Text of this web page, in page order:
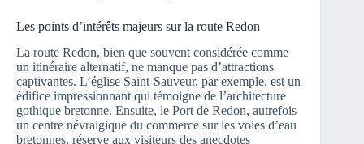
Les points d’intérêts majeurs sur la route Redon
La route Redon, bien que souvent considérée comme
un itinéraire alternatif, ne manque pas d’attractions
captivantes. L’église Saint-Sauveur, par exemple, est un
édifice impressionnant qui témoigne de l’architecture
gothique bretonne. Ensuite, le Port de Redon, autrefois
un centre névralgique du commerce sur les voies d’eau
bretonnes, réserve aux visiteurs des anecdotes